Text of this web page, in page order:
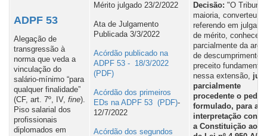
ADPF 53
Alegação de
transgressão à
norma que veda a
vinculação do
salário-mínimo “para
qualquer finalidade”
(CF, art. 7º, IV, fine).
Piso salarial dos
profissionais
diplomados em
Mérito julgado 23/2/2022
Ata de Julgamento
Publicada 3/3/2022
Acórdão publicado na
ADPF 53 - 18/3/2022
Acórdão dos primeiros
EDs na ADPF 53
-
12/7/2022
Acórdão dos segundos
Decisão: "O
maioria, converteu o
referendo em
de mérito, conheceu
parcialmente da
de descumprimento
preceito fundamental
nessa extensão,
parcialmente
procedente o
formulado, para
interpretação
a Constituição ao